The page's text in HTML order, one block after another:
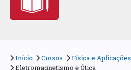
Início Cursos
Física e Aplicações
Eletromagnetismo e Ótica